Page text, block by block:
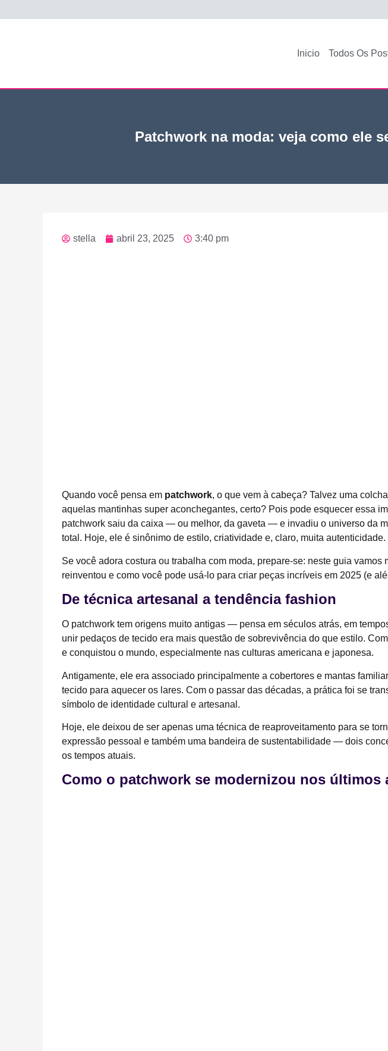
Inicio Todos Os
Patchwork na moda: veja como ele
stella abril 23, 2025 3:40 pm
Quando você pensa em patchwork, o que vem à cabeça? Talvez uma
aquelas mantinhas super aconchegantes, certo? Pois pode esquecer essa
patchwork saiu da caixa — ou melhor, da gaveta — e invadiu o universo da
total. Hoje, ele é sinônimo de estilo, criatividade e, claro, muita autenticidade.
Se você adora costura ou trabalha com moda, prepare-se: neste guia vamos
reinventou e como você pode usá-lo para criar peças incríveis em 2025 (e
De técnica artesanal a tendência fashion
O patchwork tem origens muito antigas — pensa em séculos atrás, em
unir pedaços de tecido era mais questão de sobrevivência do que estilo.
e conquistou o mundo, especialmente nas culturas americana e japonesa.
Antigamente, ele era associado principalmente a cobertores e mantas
tecido para aquecer os lares. Com o passar das décadas, a prática foi se
símbolo de identidade cultural e artesanal.
Hoje, ele deixou de ser apenas uma técnica de reaproveitamento para se
expressão pessoal e também uma bandeira de sustentabilidade — dois
os tempos atuais.
Como o patchwork se modernizou nos últimos